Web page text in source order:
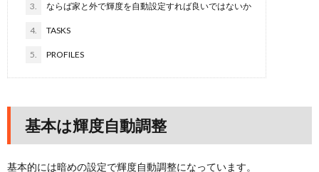
3. ならば家と外で輝度を自動設定すれば良いではないか
4. TASKS
5. PROFILES
基本は輝度自動調整
基本的には暗めの設定で輝度自動調整になっています。